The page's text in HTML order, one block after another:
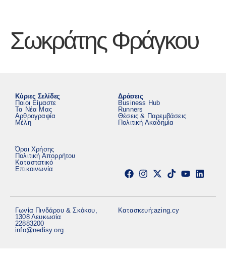
Σωκράτης Φράγκου
Κύριες Σελίδες
Ποιοι Είμαστε
Τα Νέα Μας
Αρθρογραφία
Μέλη
Δράσεις
Business Hub
Runners
Θέσεις & Παρεμβάσεις
Πολιτική Ακαδημία
Όροι Χρήσης
Πολιτική Απορρήτου
Καταστατικό
Επικοινωνία
Γωνία Πινδάρου & Σκόκου,
1308 Λευκωσία
22883200
info@nedisy.org
Κατασκευή:azing.cy